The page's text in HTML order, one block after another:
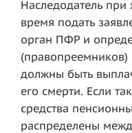
Наследодатель
время подать
орган ПФР и
(правопреемников)
должны быть
его смерти. Если
средства
распределены